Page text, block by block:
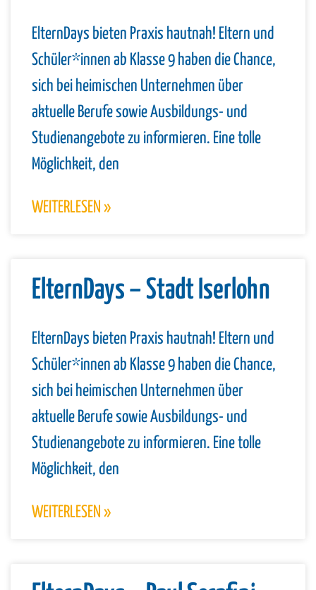
ElternDays bieten Praxis hautnah! Eltern und
Schüler*innen ab Klasse 9 haben die Chance,
sich bei heimischen Unternehmen über
aktuelle Berufe sowie Ausbildungs- und
Studienangebote zu informieren. Eine tolle
Möglichkeit, den
WEITERLESEN »
ElternDays – Stadt Iserlohn
ElternDays bieten Praxis hautnah! Eltern und
Schüler*innen ab Klasse 9 haben die Chance,
sich bei heimischen Unternehmen über
aktuelle Berufe sowie Ausbildungs- und
Studienangebote zu informieren. Eine tolle
Möglichkeit, den
WEITERLESEN »